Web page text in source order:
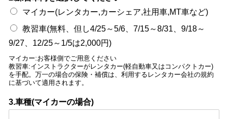
マイカー(レンタカー,カーシェア,社用車,MT車など)
教習車(無料、但し4/25～5/6、7/15～8/31、9/18～
9/27、12/25～1/5は2,000円)
マイカー:お客様側でご用意ください
教習車:インストラクターがレンタカー(軽自動車又はコンパクトカー)
を手配。万一の場合の保険・補償は、利用するレンタカー会社の規約
に基づいて適用されます。
3.車種(マイカーの場合)